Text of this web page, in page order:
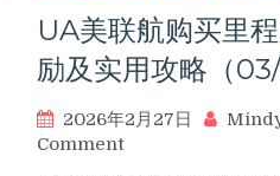
略
（04/30）
UA美联航购买里
励及实用攻略（03/
2026年2月27日
Commenton